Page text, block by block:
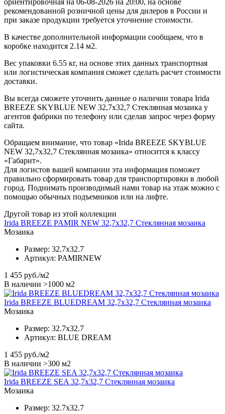
рекомендованной розничной цены для дилеров в России и
при заказе продукции требуется уточнение стоимости.
В качестве дополнительной информации сообщаем, что в
коробке находится 2.14 м2.
Вес упаковки 6.55 кг, на основе этих данных транспортная
или логистическая компания сможет сделать расчет стоимости
доставки.
Вы всегда сможете уточнить данные о наличии товара Irida
BREEZE SKYBLUE NEW 32,7x32,7 Стеклянная мозаика у
агентов фабрики по телефону или сделав запрос через форму
сайта.
Обращаем внимание, что товар «Irida BREEZE SKYBLUE
NEW 32,7x32,7 Стеклянная мозаика» относится к классу
«Габарит».
Для логистов вашей компании эта информация поможет
правильно сформировать товар для транспортировки в любой
город. Поднимать производимый нами товар на этаж можно с
помощью обычных подъемников или на лифте.
Другой товар из этой коллекции
Irida BREEZE PAMIR NEW 32,7x32,7 Стеклянная мозаика
Мозаика
Размер: 32.7x32.7
Артикул: PAMIRNEW
1 455 руб./м2
В наличии >1000 м2
Irida BREEZE BLUEDREAM 32,7x32,7 Стеклянная мозаика
Мозаика
Размер: 32.7x32.7
Артикул: BLUE DREAM
1 455 руб./м2
В наличии >300 м2
Irida BREEZE SEA 32,7x32,7 Стеклянная мозаика
Мозаика
Размер: 32.7x32.7